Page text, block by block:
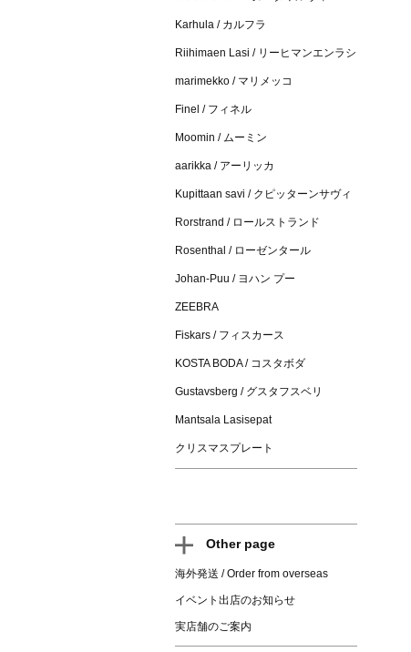
Karhula / カルフラ
Riihimaen Lasi / リーヒマンエンラシ
marimekko / マリメッコ
Finel / フィネル
Moomin / ムーミン
aarikka / アーリッカ
Kupittaan savi / クピッターンサヴィ
Rorstrand / ロールストランド
Rosenthal / ローゼンタール
Johan-Puu / ヨハン プー
ZEEBRA
Fiskars / フィスカース
KOSTA BODA / コスタボダ
Gustavsberg / グスタフスベリ
Mantsala Lasisepat
クリスマスプレート
Other page
海外発送 / Order from overseas
イベント出店のお知らせ
実店舗のご案内